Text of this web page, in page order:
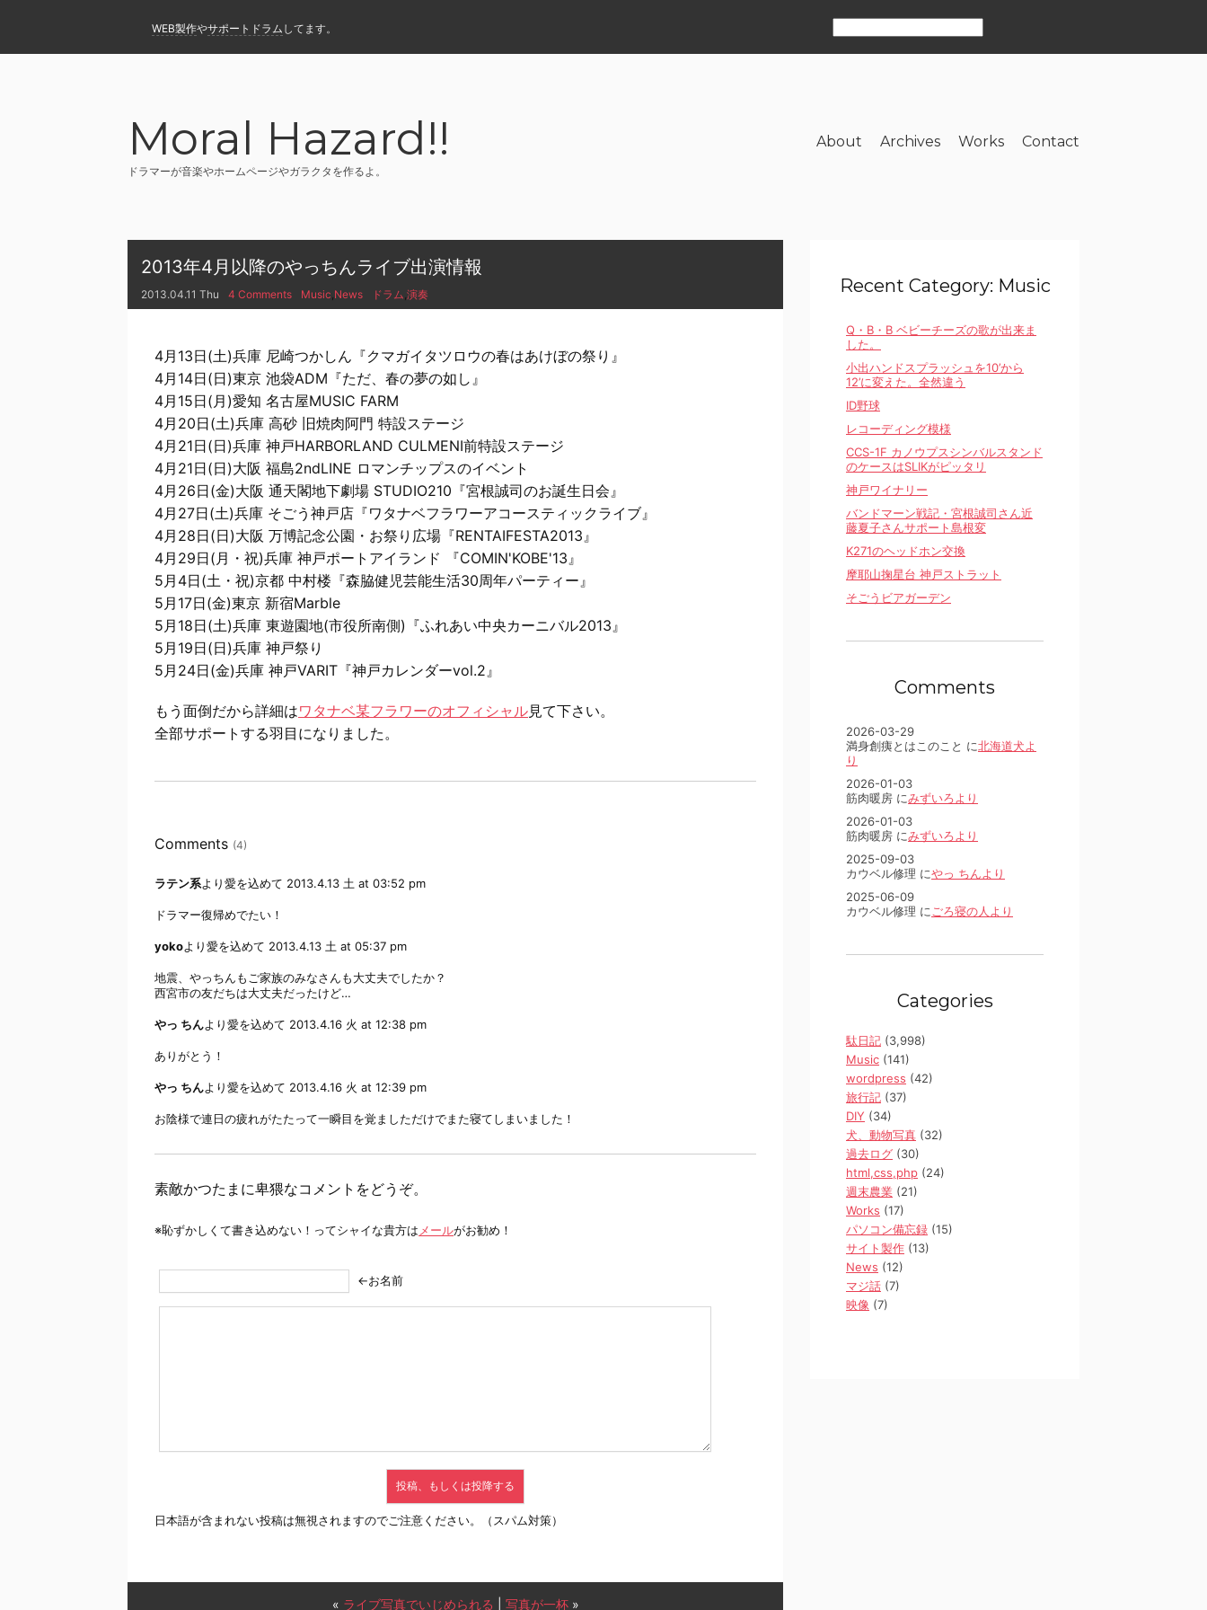
WEB製作やサポートドラム してます。
Moral Hazard!!
ドラマーが音楽やホームページやガラクタを作るよ。
About Archives Works Contact
2013年4月以降のやっちんライブ出演情報
2013.04.11 Thu 4 Comments Music,News ドラム,演奏
4月13日(土)兵庫 尼崎つかしん『クマガイタツロウの春はあけぼの祭り』
4月14日(日)東京 池袋ADM『ただ、春の夢の如し』
4月15日(月)愛知 名古屋MUSIC FARM
4月20日(土)兵庫 高砂 旧焼肉阿門 特設ステージ
4月21日(日)兵庫 神戸HARBORLAND CULMENI前特設ステージ
4月21日(日)大阪 福島2ndLINE ロマンチップスのイベント
4月26日(金)大阪 通天閣地下劇場 STUDIO210『宮根誠司のお誕生日会』
4月27日(土)兵庫 そごう神戸店『ワタナベフラワーアコースティックライブ』
4月28日(日)大阪 万博記念公園・お祭り広場『RENTAIFESTA2013』
4月29日(月・祝)兵庫 神戸ポートアイランド 『COMIN'KOBE'13』
5月4日(土・祝)京都 中村楼『森脇健児芸能生活30周年パーティー』
5月17日(金)東京 新宿Marble
5月18日(土)兵庫 東遊園地(市役所南側)『ふれあい中央カーニバル2013』
5月19日(日)兵庫 神戸祭り
5月24日(金)兵庫 神戸VARIT『神戸カレンダーvol.2』
もう面倒だから詳細はワタナベ某フラワーのオフィシャル見て下さい。
全部サポートする羽目になりました。
Comments (4)
ラテン系より愛を込めて 2013.4.13 土 at 03:52 pm
ドラマー復帰めでたい！
yokoより愛を込めて 2013.4.13 土 at 05:37 pm
地震、やっちんもご家族のみなさんも大丈夫でしたか？
西宮市の友だちは大丈夫だったけど…
やっ ちんより愛を込めて 2013.4.16 火 at 12:38 pm
ありがとう！
やっ ちんより愛を込めて 2013.4.16 火 at 12:39 pm
お陰様で連日の疲れがたたって一瞬目を覚ましただけでまた寝てしまいました！
素敵かつたまに卑猥なコメントをどうぞ。
※恥ずかしくて書き込めない！ってシャイな貴方は メールがお勧め！
←お名前
日本語が含まれない投稿は無視されますのでご注意ください。（スパム対策）
« ライブ写真でいじめられる 写真が一杯»
Recent Category: Music
Q・B・B ベビーチーズの歌が出来ま
した。
小出ハンドスプラッシュを10’から
12’に変えた。全然違う
ID野球
レコーディング模様
CCS-1F カノウプスシンバルスタンド
のケースはSLIKがピッタリ
神戸ワイナリー
バンドマーン戦記・宮根誠司さん近
藤夏子さんサポート島根変
K271のヘッドホン交換
摩耶山掬星台 神戸ストラット
そごうビアガーデン
Comments
2026-03-29
満身創痍とはこのこと に北海道犬よ
り
2026-01-03
筋肉暖房 にみずいろより
2026-01-03
筋肉暖房 にみずいろより
2025-09-03
カウベル修理 にやっ ちんより
2025-06-09
カウベル修理 に ごろ寝の人より
Categories
駄日記 (3,998)
Music (141)
wordpress (42)
旅行記 (37)
DIY (34)
犬、動物写真 (32)
過去ログ (30)
html,css,php (24)
週末農業 (21)
Works (17)
パソコン備忘録 (15)
サイト製作 (13)
News (12)
マジ話 (7)
映像 (7)